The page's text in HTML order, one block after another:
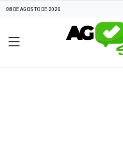
08 DE AGOSTO DE 2026